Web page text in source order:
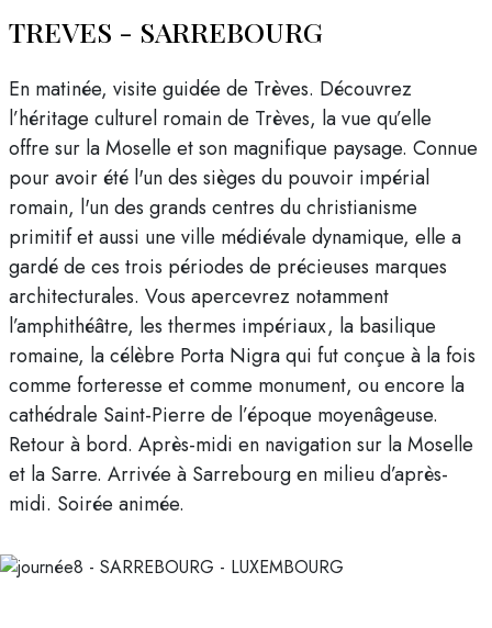
TREVES - SARREBOURG
En matinée, visite guidée de Trèves. Découvrez
l’héritage culturel romain de Trèves, la vue qu’elle
offre sur la Moselle et son magnifique paysage. Connue
pour avoir été l'un des sièges du pouvoir impérial
romain, l'un des grands centres du christianisme
primitif et aussi une ville médiévale dynamique, elle a
gardé de ces trois périodes de précieuses marques
architecturales. Vous apercevrez notamment
l’amphithéâtre, les thermes impériaux, la basilique
romaine, la célèbre Porta Nigra qui fut conçue à la fois
comme forteresse et comme monument, ou encore la
cathédrale Saint-Pierre de l’époque moyenâgeuse.
Retour à bord. Après-midi en navigation sur la Moselle
et la Sarre. Arrivée à Sarrebourg en milieu d’après-
midi. Soirée animée.